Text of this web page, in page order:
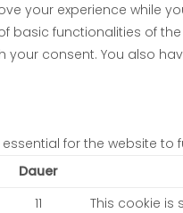
your experience while
basic functionalities of
your consent. You also
for the website
Dauer
11
This cookie is